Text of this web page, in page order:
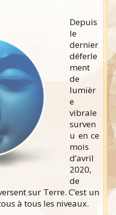
Depuis
le
dernier
déferle
ment
de
lumièr
e
vibrale
surven
u en ce
mois
d’avril
2020,
de
sur Terre. C’est un
à tous les niveaux.